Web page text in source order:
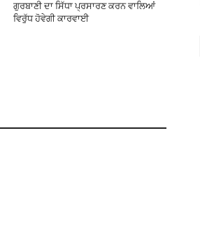
ਗੁਰਬਾਣੀ ਦਾ ਸਿੱਧਾ ਪ੍ਰਸਾਰਣ ਕਰਨ ਵਾਲਿਆਂ
ਵਿਰੁੱਧ ਹੋਵੇਗੀ ਕਾਰਵਾਈ